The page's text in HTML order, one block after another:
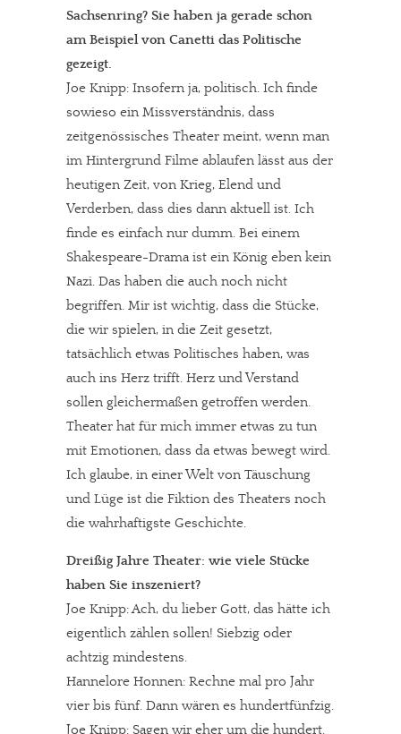
Sachsenring? Sie haben ja gerade schon
am Beispiel von Canetti das Politische
gezeigt.
Joe Knipp: Insofern ja, politisch. Ich finde
sowieso ein Missverständnis, dass
zeitgenössisches Theater meint, wenn man
im Hintergrund Filme ablaufen lässt aus der
heutigen Zeit, von Krieg, Elend und
Verderben, dass dies dann aktuell ist. Ich
finde es einfach nur dumm. Bei einem
Shakespeare-Drama ist ein König eben kein
Nazi. Das haben die auch noch nicht
begriffen. Mir ist wichtig, dass die Stücke,
die wir spielen, in die Zeit gesetzt,
tatsächlich etwas Politisches haben, was
auch ins Herz trifft. Herz und Verstand
sollen gleichermaßen getroffen werden.
Theater hat für mich immer etwas zu tun
mit Emotionen, dass da etwas bewegt wird.
Ich glaube, in einer Welt von Täuschung
und Lüge ist die Fiktion des Theaters noch
die wahrhaftigste Geschichte.
Dreißig Jahre Theater: wie viele Stücke
haben Sie inszeniert?
Joe Knipp: Ach, du lieber Gott, das hätte ich
eigentlich zählen sollen! Siebzig oder
achtzig mindestens.
Hannelore Honnen: Rechne mal pro Jahr
vier bis fünf. Dann wären es hundertfünfzig.
Joe Knipp: Sagen wir eher um die hundert.